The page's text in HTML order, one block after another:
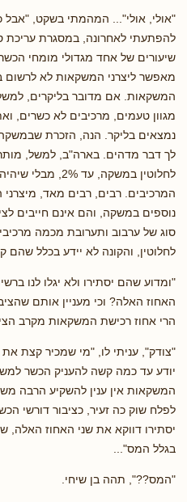
"אולי, אולי"... המהמתי בשקט, "אבל
להפתעתי לאחרונה, במסגרת עריכת
שיעורים של אחד מגדולי מומחי
מאפשר ליצרני המשקאות לא לרשום
המשקאות. אם מדובר בליקרים,
מגוון טעמים, מרכיבים לא כשרים,
לך דבר מדהים. בארה"ב, למשל, מותר
לחלוטין במשקה,
סוג של ערבוב ותערובת מכמה
לחלוטין, והקונה לא יידע בכלל שהם
"ומדוע שהם יסתירו ולא יגלו לנו
האחוז האלה? וכי מעניין אותם
הרי אחוז רכישת המשקאות מקרב
"צודק", עניתי לו, "מי שמכיר קצת
יודע עד כמה קשה להעניק הכשר
המשקאות אין ענין להשקיע הרבה
לפלח שוק כה זעיר, כציבור דורשי
יסתירו דווקא את שני האחוז האלה,
בגלל המס"...
"המס??", תהה בן שיחי.